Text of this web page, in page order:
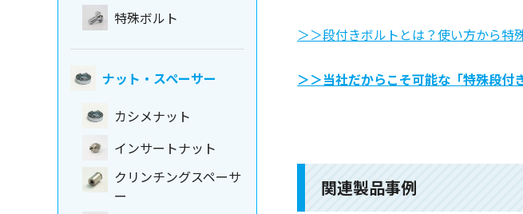
＞＞段付きボルトとは？使い方から特
＞＞当社だからこそ可能な「特殊段付
関連製品事例
特殊ボルト
ナット・スペーサー
カシメナット
インサートナット
クリンチングスペーサ
ー